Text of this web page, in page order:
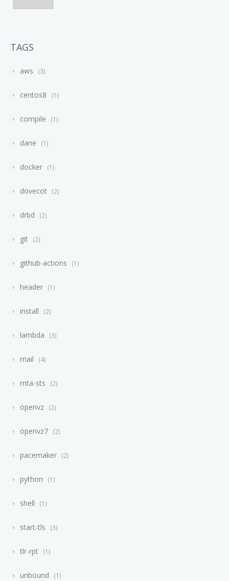
TAGS
aws 3
centos8 1
compile 1
dane 1
docker 1
dovecot 2
drbd 2
git 2
github-actions 1
header 1
install 2
lambda 3
mail 4
mta-sts 2
openvz 2
openvz7 2
pacemaker 2
python 1
shell 1
start-tls 3
tlr-rpt 1
unbound 1